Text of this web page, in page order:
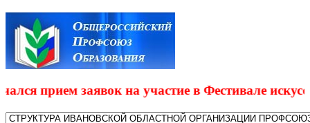
прием заявок на участие в Фестивале искусств